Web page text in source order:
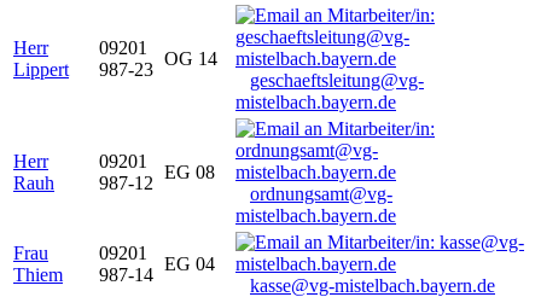
Herr
Lippert
09201
987-23
OG 14
geschaeftsleitung@vg-
mistelbach.bayern.de
Herr
Rauh
09201
987-12
EG 08
ordnungsamt@vg-
mistelbach.bayern.de
Frau
Thiem
09201
987-14
EG 04
kasse@vg-mistelbach.bayern.de